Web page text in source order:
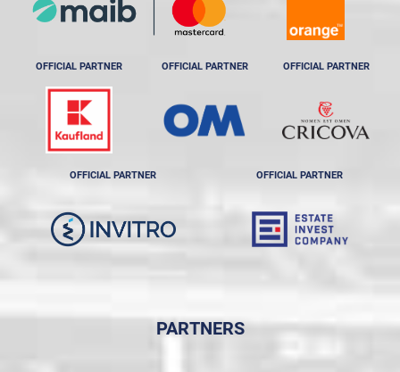
OFFICIAL PARTNER OFFICIAL PARTNER OFFICIAL PARTNER
OFFICIAL PARTNER OFFICIAL PARTNER
PARTNERS